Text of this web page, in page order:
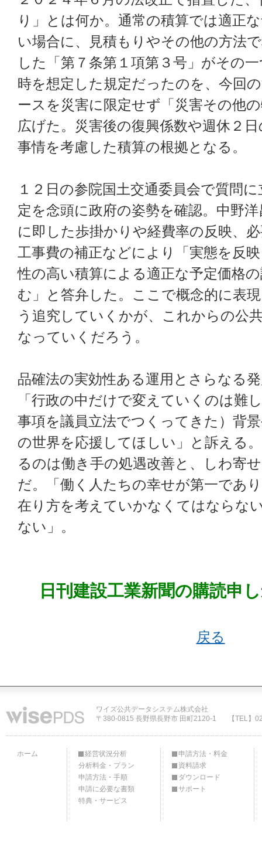
り」とは何か。通常の積算では適正
い場合に、見積もりやその他の方法
した「第７条第１項第３号」がその
時を想定した規定だったのを、今回
ースを災害に限定せず「災害その他
広げた。災害後の復興係数や週休２
事情を考慮した積算の根拠となる。
１２日の参院国土交通委員会で質問
定を念頭に政府の姿勢を確認。中野
に即した歩掛かりや経費率の反映、
工事費の補正などにより「実態を反
性の高い積算による適正な予定価格
む」と答弁した。ここで概念的に表
う追究していくかが、これからの公
なっていくだろう。
品確法の実効性ある運用とさらなる
「行政の中だけで変えていくのは難
事項を議員立法でつくってきた）背
の世界を応援してほしい」と訴える
るのは働き手の処遇改善と、しわ寄
だ。「働く人たちの幸せが第一であ
在り方を考えていかなくてはならな
ない」。
日刊建設工業新聞の購読申
戻る
ワイズ公共データシステム株式会社
〒380-0815 長野県長野市 田町2120-1
【TEL】
ホーム
経営状況分析
分析料金・プラン
申請方法・手順
申請に必要な書類
特典・サービス
申請方法・料金
資料請求
ダウンロード
サポート